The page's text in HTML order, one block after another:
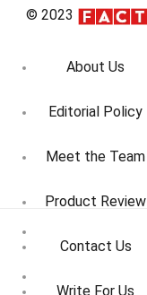
© 2023
About Us
Editorial Policy
Meet the Team
Product Review
Contact Us
Write For Us